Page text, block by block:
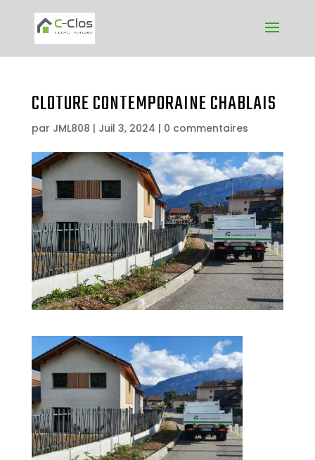
CLOTURE CONTEMPORAINE CHABLAIS
par JML808 | Juil 3, 2024 | 0 commentaires